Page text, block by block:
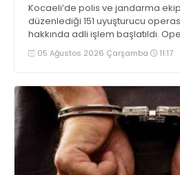
Kocaeli’de polis ve jandarma
düzenlediği 151 uyuşturucu
hakkında adli işlem başlatıldı.
2 kilogram uyuşturucu madde ile
ele geçirilirken, 9 şüpheli tutuklandı
05 Ağustos 2026 Çarşamba 11:17